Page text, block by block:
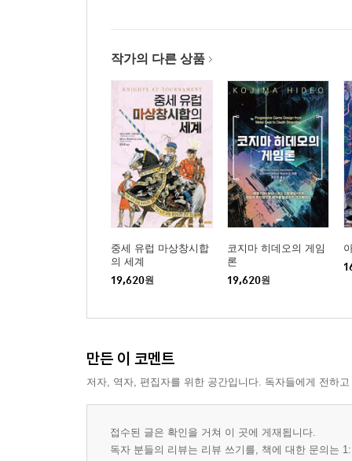
작가의 다른 상품
중세 유럽 마상창시합
의 세계
19,620원
코지마 히데오의 게임
론
19,620원
만든 이 코멘트
저자, 역자, 편집자를 위한 공간입니다. 독자들에게 전하
접수된 글은 확인을 거쳐 이 곳에 게재됩니다.
독자 분들의 리뷰는 리뷰 쓰기를, 책에 대한 문의는